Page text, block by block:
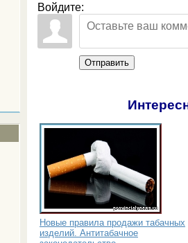
Войдите:
Отправить
Новые правила продажи табачных
изделий. Антитабачное